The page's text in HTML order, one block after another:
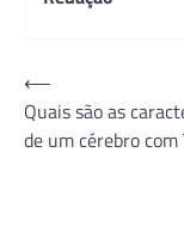
Navegação
de
Post
⟵
Quais são as
de um cérebro com